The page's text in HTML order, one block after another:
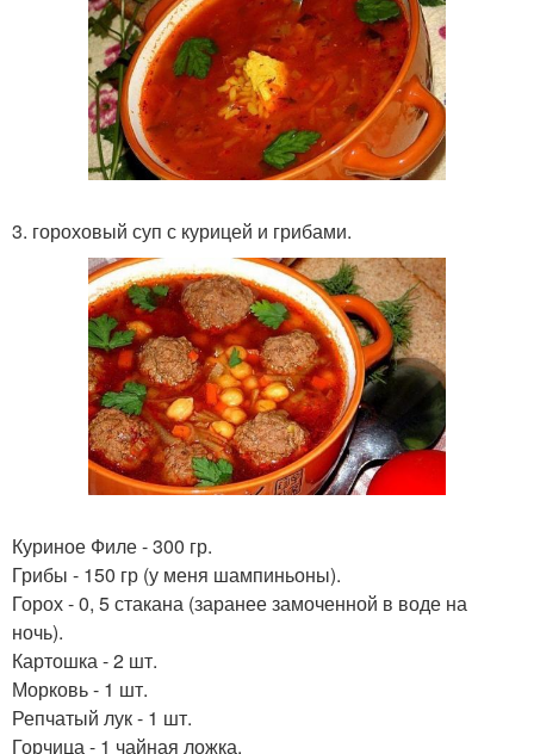
3. гороховый суп с курицей и грибами.
Куриное Филе - 300 гр.
Грибы - 150 гр (у меня шампиньоны).
Горох - 0, 5 стакана (заранее замоченной в воде на
ночь).
Картошка - 2 шт.
Морковь - 1 шт.
Репчатый лук - 1 шт.
Горчица - 1 чайная ложка.